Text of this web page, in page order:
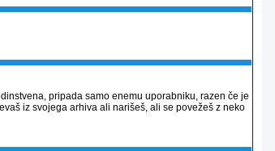
pripada samo enemu uporabniku, razen če je
iz svojega arhiva ali narišeš, ali se povežeš z neko